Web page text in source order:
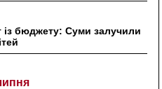
бюджету: Суми залучили